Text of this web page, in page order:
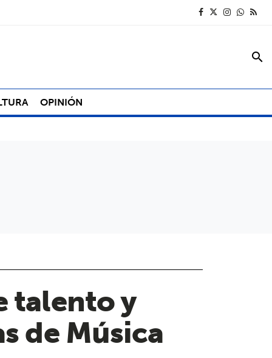
search
OPINIÓN
talento y
de Música